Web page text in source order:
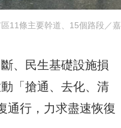
11條主要幹道、15個路段／嘉
、民生基礎設施損
「搶通、去化、清
通行，力求盡速恢復